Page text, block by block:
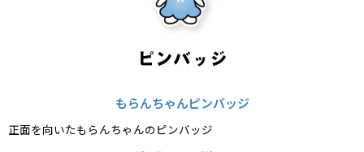
もらんちゃんピンバッジ
正面を向いたもらんちゃんのピンバッジ